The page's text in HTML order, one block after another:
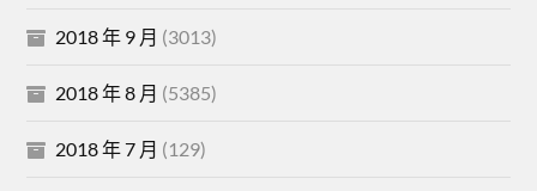
2018 年 9 月 (3013)
2018 年 8 月 (5385)
2018 年 7 月 (129)